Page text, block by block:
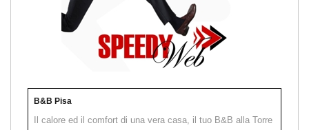
B&B Pisa
Il calore ed il comfort di una vera casa, il tuo B&B alla Torre